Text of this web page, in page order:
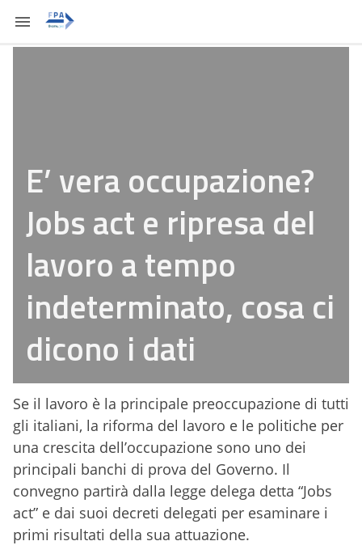
E’ vera occupazione?
Jobs act e ripresa del
lavoro a tempo
indeterminato, cosa ci
dicono i dati
Se il lavoro è la principale preoccupazione di tutti
gli italiani, la riforma del lavoro e le politiche per
una crescita dell’occupazione sono uno dei
principali banchi di prova del Governo. Il
convegno partirà dalla legge delega detta “Jobs
act” e dai suoi decreti delegati per esaminare i
primi risultati della sua attuazione.